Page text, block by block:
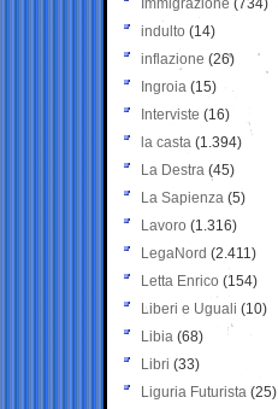
Immigrazione (734)
indulto (14)
inflazione (26)
Ingroia (15)
Interviste (16)
la casta (1.394)
La Destra (45)
La Sapienza (5)
Lavoro (1.316)
LegaNord (2.411)
Letta Enrico (154)
Liberi e Uguali (10)
Libia (68)
Libri (33)
Liguria Futurista (25)